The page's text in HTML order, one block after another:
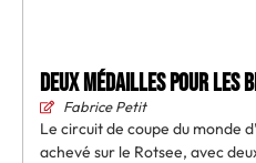
Deux médailles pour les
Fabrice Petit
Le circuit de coupe du monde
achevé sur le Rotsee, avec